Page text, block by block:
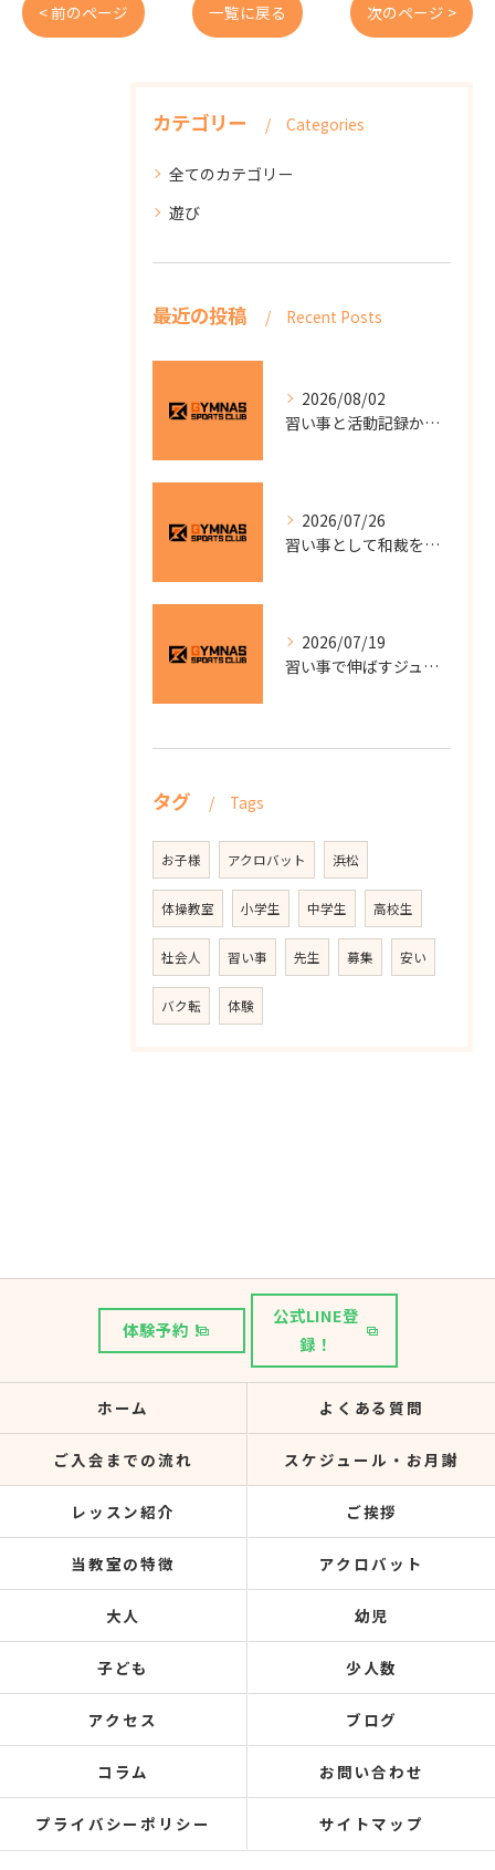
< 前のページ 一覧に戻る 次のページ >
カテゴリー Categories
全てのカテゴリー
遊び
最近の投稿 Recent Posts
2026/08/02
習い事と活動記録から見る静岡県浜松市中央区東三方町の地域教室選びガイド
2026/07/26
習い事として和裁を始めるなら自分のペースで学べる少人数教室の選び方と費用を徹底解説
2026/07/19
習い事で伸ばすジュニアサッカー静岡県浜松市中央区大柳町のスクール選びと子供の成長ポイント
タグ Tags
お子様 アクロバット 浜松
体操教室 小学生 中学生 高校生
社会人 習い事 先生 募集 安い
バク転 体験
体験予約！
公式LINE登
録！
ホーム よくある質問
ご入会までの流れ スケジュール・お月謝
レッスン紹介 ご挨拶
当教室の特徴 アクロバット
大人 幼児
子ども 少人数
アクセス ブログ
コラム お問い合わせ
プライバシーポリシー サイトマップ